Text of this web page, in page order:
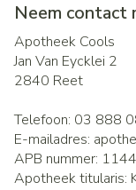
Neem contact
Apotheek Cools
Jan Van Eycklei 2
2840 Reet
Telefoon: 03 888
E-mailadres:
APB nummer:
Apotheek titularis: